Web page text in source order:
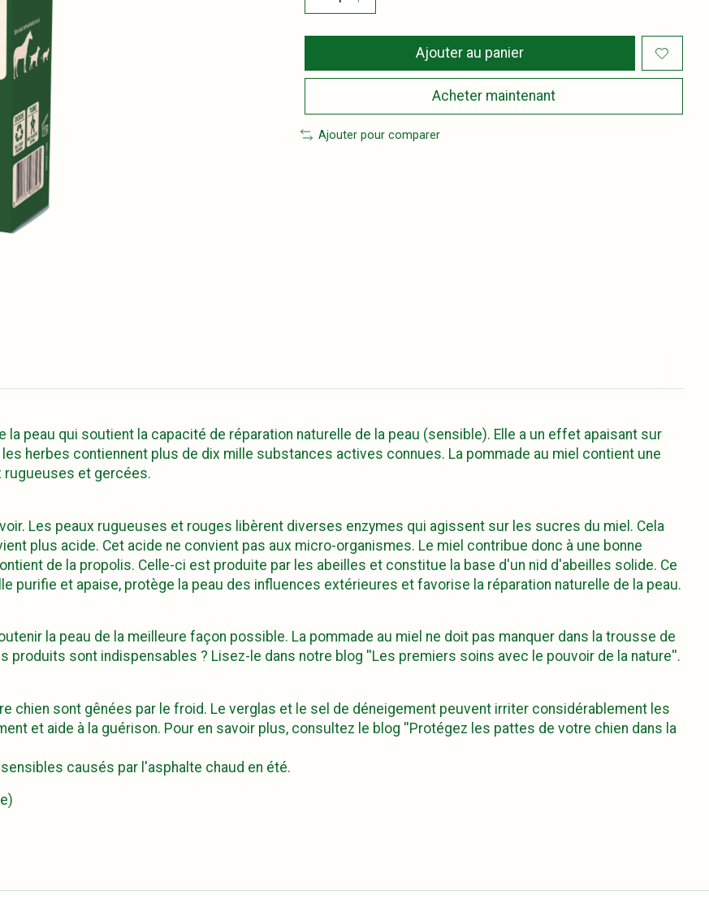
Ajouter au panier
Acheter maintenant
Ajouter pour comparer
peau qui soutient la capacité de réparation naturelle de la peau (sensible). Elle a un effet apaisant sur
herbes contiennent plus de dix mille substances actives connues. La pommade au miel contient une
rugueuses et gercées.
Les peaux rugueuses et rouges libèrent diverses enzymes qui agissent sur les sucres du miel. Cela
plus acide. Cet acide ne convient pas aux micro-organismes. Le miel contribue donc à une bonne
de la propolis. Celle-ci est produite par les abeilles et constitue la base d'un nid d'abeilles solide. Ce
purifie et apaise, protège la peau des influences extérieures et favorise la réparation naturelle de la peau.
la peau de la meilleure façon possible. La pommade au miel ne doit pas manquer dans la trousse de
sont indispensables ? Lisez-le dans notre blog ''Les premiers soins avec le pouvoir de la nature''.
chien sont gênées par le froid. Le verglas et le sel de déneigement peuvent irriter considérablement les
et aide à la guérison. Pour en savoir plus, consultez le blog ''Protégez les pattes de votre chien dans la
causés par l'asphalte chaud en été.